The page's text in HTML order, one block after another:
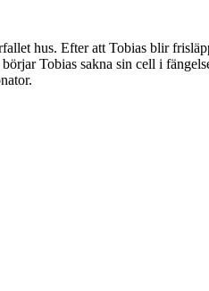
hus. Efter att Tobias blir
Tobias sakna sin cell i